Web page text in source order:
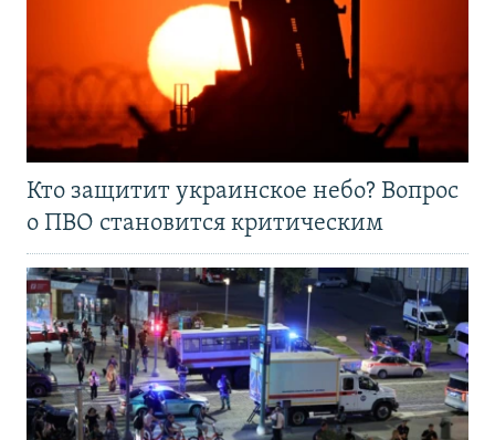
Кто защитит украинское небо? Вопрос
о ПВО становится критическим